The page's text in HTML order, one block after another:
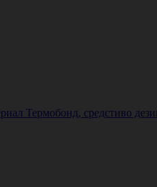
Термобонд, средстиво